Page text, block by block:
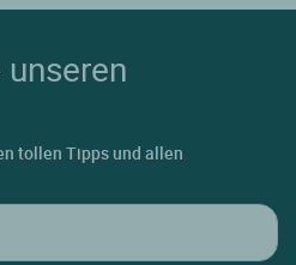
tollen Tipps und allen